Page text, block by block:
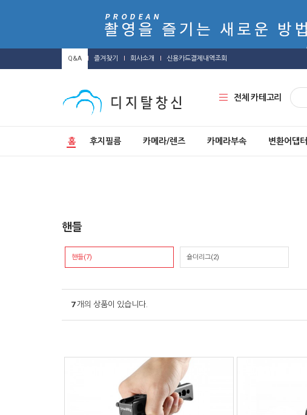
Q&A 즐겨찾기 회사소개 신용카드결제내역조회
전체 카테고리
홈 후지필름 카메라/렌즈 카메라부속 변환어댑터
핸들
핸들(7) 숄더리그(2)
7개의 상품이 있습니다.